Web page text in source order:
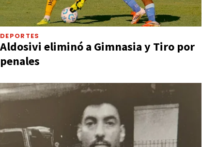
DEPORTES
Aldosivi eliminó a Gimnasia y Tiro por
penales